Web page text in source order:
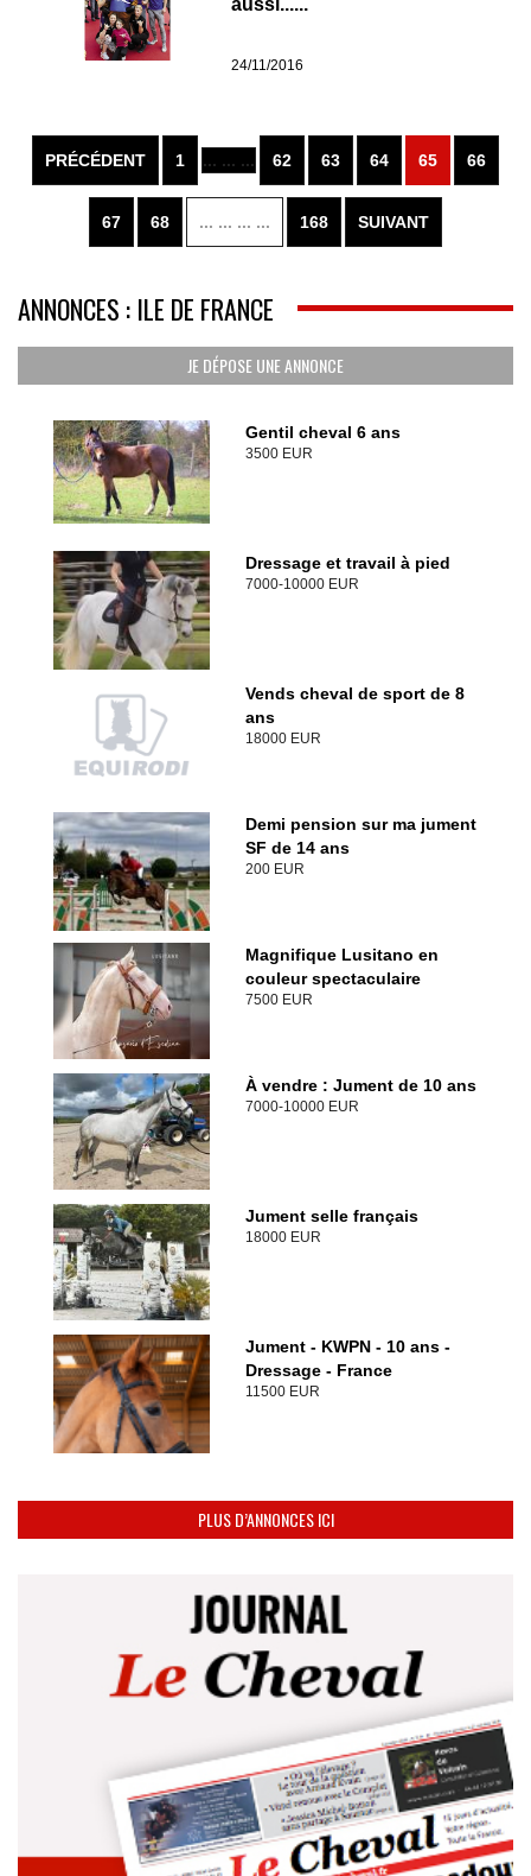
24/11/2016
PRÉCÉDENT 1 ... ... ... 62 63 64 65 66
67 68 ... ... ... ... 168 SUIVANT
ANNONCES : ILE DE FRANCE
JE DÉPOSE UNE ANNONCE
Gentil cheval 6 ans
3500 EUR
Dressage et travail à pied
7000-10000 EUR
Vends cheval de sport de 8
ans
18000 EUR
Demi pension sur ma jument
SF de 14 ans
200 EUR
Magnifique Lusitano en
couleur spectaculaire
7500 EUR
À vendre : Jument de 10 ans
7000-10000 EUR
Jument selle français
18000 EUR
Jument - KWPN - 10 ans -
Dressage - France
11500 EUR
PLUS D’ANNONCES ICI